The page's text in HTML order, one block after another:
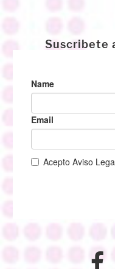
Suscribete